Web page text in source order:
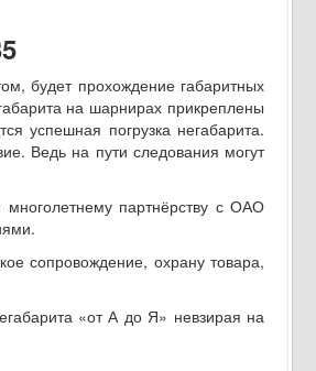
будет прохождение габаритных
на шарнирах прикреплены
успешная погрузка негабарита.
Ведь на пути следования могут
многолетнему партнёрству с ОАО
сопровождение, охрану товара,
«от А до Я» невзирая на